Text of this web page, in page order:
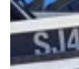
DESCRIPCIÓN
Las Articuladas Diésel
capaces de moverse